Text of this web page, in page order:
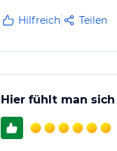
Hilfreich Teilen
Hier fühlt man